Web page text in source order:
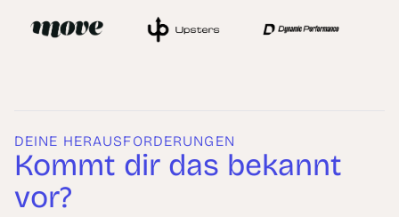
DEINE HERAUSFORDERUNGEN
Kommt dir das bekannt
vor?